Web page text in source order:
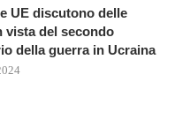
UE discutono delle
vista del secondo
della guerra in Ucraina